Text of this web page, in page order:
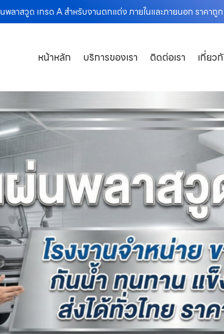
พลาสวูด เกรด A สำหรับงานตกแต่ง ภายในและภายนอก ราคา
หน้าหลัก บริการของเรา ติดต่อเรา เกี่ยว